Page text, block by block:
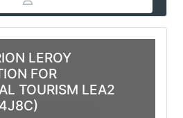
LEROY
FOR
TOURISM LEA2